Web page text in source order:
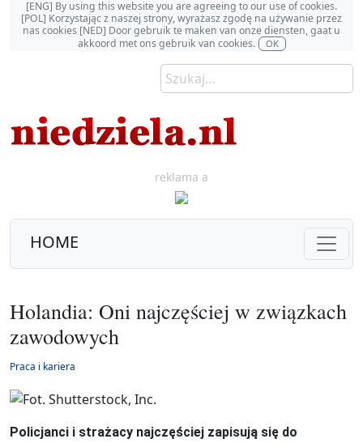
[ENG] By using this website you are agreeing to our use of cookies.
[POL] Korzystając z naszej strony, wyrażasz zgodę na używanie przez
nas cookies [NED] Door gebruik te maken van onze diensten, gaat u
akkoord met ons gebruik van cookies.
OK
reklama a
HOME
Holandia: Oni najczęściej w związkach
zawodowych
Praca i kariera
Policjanci i strażacy najczęściej zapisują się do